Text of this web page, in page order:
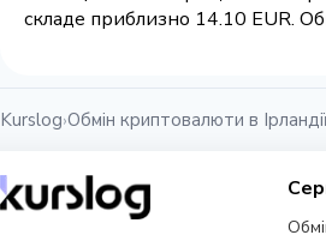
складе приблизно 14.10 EUR.
Kurslog›Обмін криптовалюти в